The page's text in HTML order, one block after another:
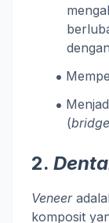
(bridge
2.
Veneer
komposit